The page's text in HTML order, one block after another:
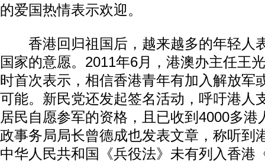
的爱国热情表示欢迎。
香港回归祖国后，越来越多的年轻人
国家的意愿。2011年6月，港澳办主任王
时首次表示，相信香港青年有加入解放军
可能。新民党还发起签名活动，呼吁港人
居民自愿参军的资格，且已收到4000多港
政事务局局长曾德成也发表文章，称听到
中华人民共和国《兵役法》未有列入香港